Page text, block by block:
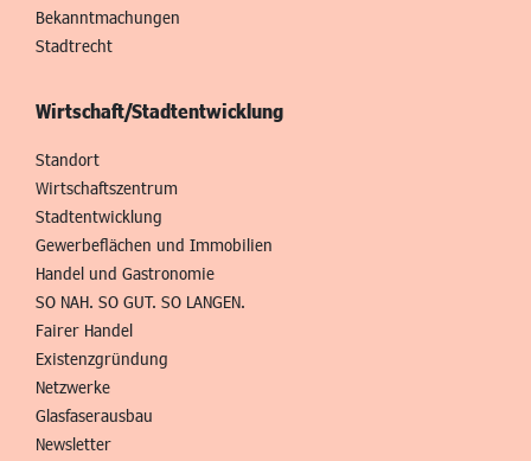
Bekanntmachungen
Stadtrecht
Wirtschaft/Stadtentwicklung
Standort
Wirtschaftszentrum
Stadtentwicklung
Gewerbeflächen und Immobilien
Handel und Gastronomie
SO NAH. SO GUT. SO LANGEN.
Fairer Handel
Existenzgründung
Netzwerke
Glasfaserausbau
Newsletter